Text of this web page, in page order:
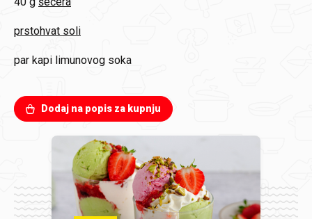
prstohvat soli
par kapi limunovog soka
Dodaj na popis za kupnju